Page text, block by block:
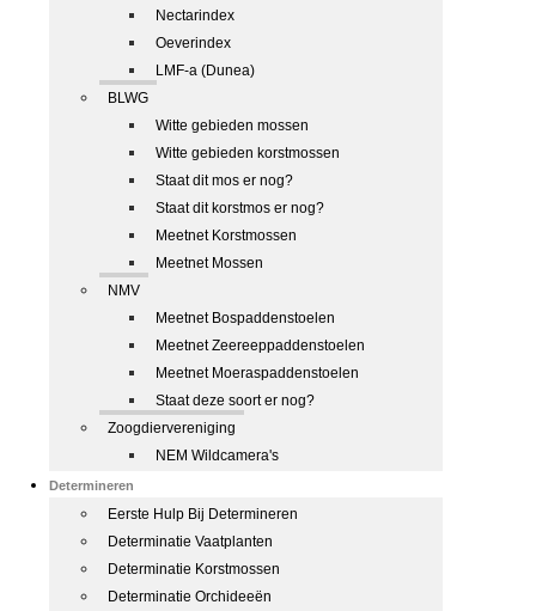
Nectarindex
Oeverindex
LMF-a (Dunea)
BLWG
Witte gebieden mossen
Witte gebieden korstmossen
Staat dit mos er nog?
Staat dit korstmos er nog?
Meetnet Korstmossen
Meetnet Mossen
NMV
Meetnet Bospaddenstoelen
Meetnet Zeereeppaddenstoelen
Meetnet Moeraspaddenstoelen
Staat deze soort er nog?
Zoogdiervereniging
NEM Wildcamera's
Determineren
Eerste Hulp Bij Determineren
Determinatie Vaatplanten
Determinatie Korstmossen
Determinatie Orchideeën